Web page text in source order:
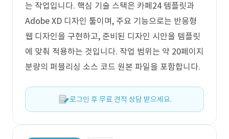
는 작업입니다. 핵심 기술 스택은 카페24 템플릿과
Adobe XD 디자인 툴이며, 주요 기능으로는 반응형
웹 디자인을 구현하고, 준비된 디자인 시안을 템플릿
에 맞춰 적용하는 것입니다. 작업 범위는 약 20페이지
분량의 퍼블리싱 소스 코드 원본 파일을 포함합니다.
로그인 후 무료 견적 상담 받으세요.